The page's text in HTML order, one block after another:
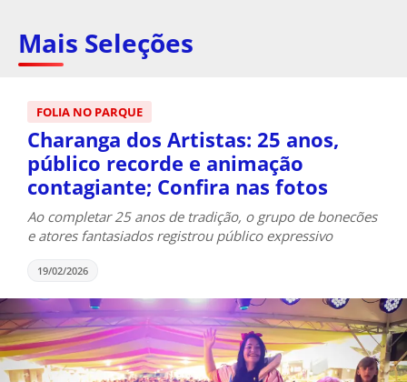
Mais Seleções
FOLIA NO PARQUE
Charanga dos Artistas: 25 anos,
público recorde e animação
contagiante; Confira nas fotos
Ao completar 25 anos de tradição, o grupo de bonecões
e atores fantasiados registrou público expressivo
19/02/2026